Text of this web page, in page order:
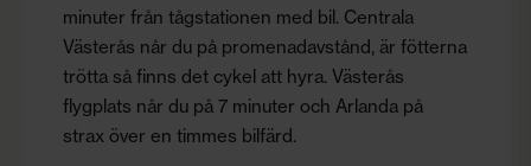
minuter från tågstationen med bil. Centrala
Västerås når du på promenadavstånd, är fötterna
trötta så finns det cykel att hyra. Västerås
flygplats når du på 7 minuter och Arlanda på
strax över en timmes bilfärd.